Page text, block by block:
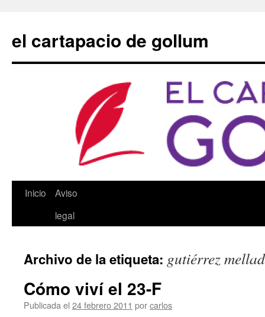
contenido
el cartapacio de gollum
Inicio
Aviso
legal
Archivo de la etiqueta: gutiérrez
Cómo viví el 23-F
Publicada el 24 febrero 2011 porcarlos